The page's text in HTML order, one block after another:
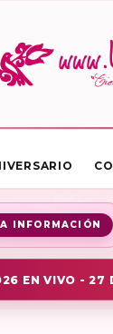
INFORMACIÓN
EN VIVO - 27